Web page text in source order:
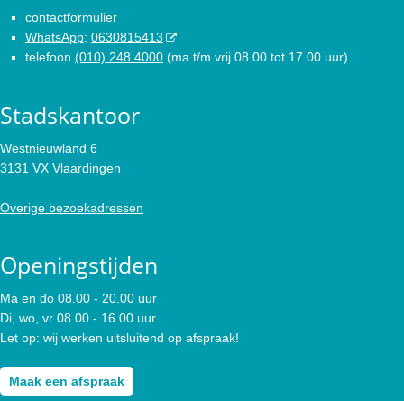
contactformulier
WhatsApp: 0630815413
telefoon (010) 248 4000 (ma t/m vrij 08.00 tot 17.00 uur)
Stadskantoor
Westnieuwland 6
3131 VX Vlaardingen
Overige bezoekadressen
Openingstijden
Ma en do 08.00 - 20.00 uur
Di, wo, vr 08.00 - 16.00 uur
Let op: wij werken uitsluitend op afspraak!
Maak een afspraak